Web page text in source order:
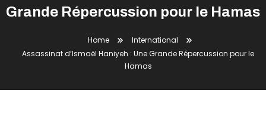
Grande Répercussion pour le Hamas
Home
International
Assassinat d’Ismaël Haniyeh : Une Grande Répercussion pour le
Hamas
6 août 2024 Présence Musulmane
Grande Répercussion Pour Le